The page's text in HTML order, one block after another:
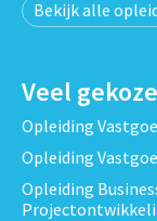
Bekijk alle
Veel
Opleiding
Opleiding
Opleiding